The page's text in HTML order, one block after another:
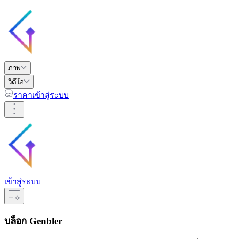
ภาพ
วีดีโอ
ราคาเข้าสู่ระบบ
เข้าสู่ระบบ
บล็อก Genbler